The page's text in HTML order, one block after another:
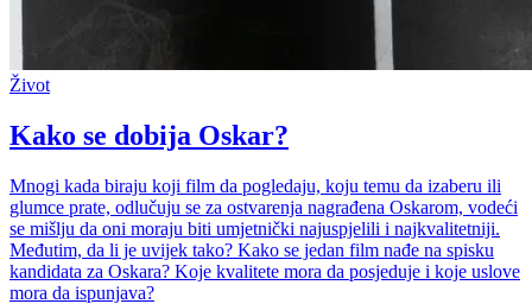
Život
Kako se dobija Oskar?
Mnogi kada biraju koji film da pogledaju, koju temu da izaberu ili
glumce prate, odlučuju se za ostvarenja nagrađena Oskarom, vodeći
se mišlju da oni moraju biti umjetnički najuspjelili i najkvalitetniji.
Međutim, da li je uvijek tako? Kako se jedan film nađe na spisku
kandidata za Oskara? Koje kvalitete mora da posjeduje i koje uslove
mora da ispunjava?